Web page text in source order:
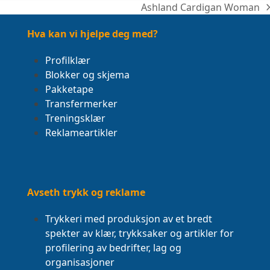
next
post:
Ashland Cardigan Woman
Hva kan vi hjelpe deg med?
Profilklær
Blokker og skjema
Pakketape
Transfermerker
Treningsklær
Reklameartikler
Avseth trykk og reklame
Trykkeri med produksjon av et bredt
spekter av klær, trykksaker og artikler for
profilering av bedrifter, lag og
organisasjoner